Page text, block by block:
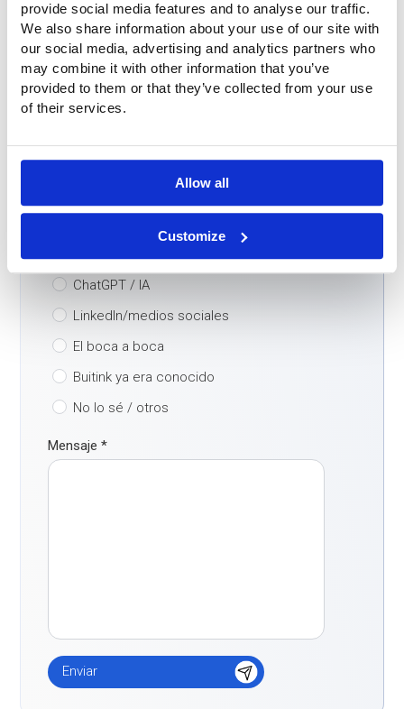
provide social media features and to analyse our traffic.
We also share information about your use of our site with
our social media, advertising and analytics partners who
may combine it with other information that you’ve
provided to them or that they’ve collected from your use
of their services.
Allow all
Customize
Teléfono*
Correo electrónico*
País*
ChatGPT / IA
LinkedIn/medios sociales
El boca a boca
Buitink ya era conocido
No lo sé / otros
Mensaje*